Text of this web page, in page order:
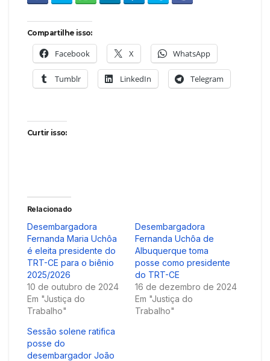
Compartilhe isso:
Facebook X WhatsApp
Tumblr LinkedIn Telegram
Curtir isso:
Relacionado
Desembargadora
Fernanda Maria Uchôa
é eleita presidente do
TRT-CE para o biênio
2025/2026
10 de outubro de 2024
Em "Justiça do
Trabalho"
Desembargadora
Fernanda Uchôa de
Albuquerque toma
posse como presidente
do TRT-CE
16 de dezembro de 2024
Em "Justiça do
Trabalho"
Sessão solene ratifica
posse do
desembargador João